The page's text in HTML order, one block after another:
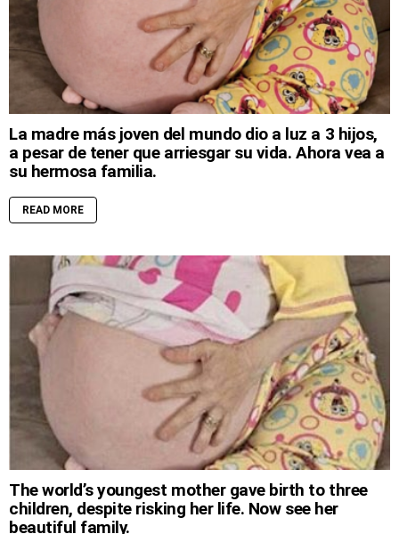
La madre más joven del mundo dio a luz a 3 hijos,
a pesar de tener que arriesgar su vida. Ahora vea a
su hermosa familia.
READ MORE
The world’s youngest mother gave birth to three
children, despite risking her life. Now see her
beautiful family.